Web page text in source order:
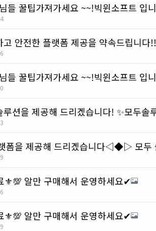
들 꿀팁가져가세요 ~~!빅윈소프트 입
안전한 플랫폼 제공을 약속드립니다!!
들 꿀팁가져가세요 ~~!빅윈소프트 입
션을 제공해 드리겠습니다! ✨모두솔
폼을 제공해 드리겠습니다◁◆▷ 모
⚜️💯 알만 구매해서 운영하세요✔
⚜️💯 알만 구매해서 운영하세요✔